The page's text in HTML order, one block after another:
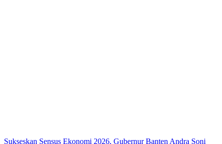
Sukseskan Sensus Ekonomi 2026, Gubernur Banten Andra Soni